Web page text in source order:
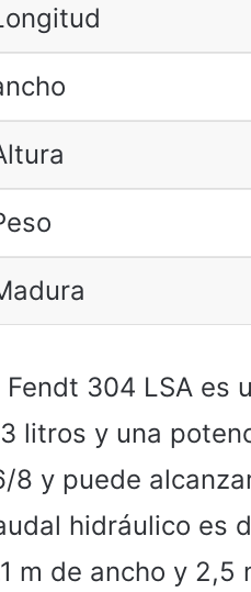
Fendt 304 LSA es
litros y una
8 y puede
hidráulico es
m de ancho y